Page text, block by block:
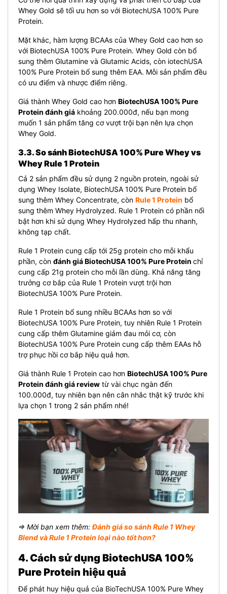
Whey Gold sẽ tối ưu hơn so với BiotechUSA 100% Pure
Protein.
Mặt khác, hàm lượng BCAAs của Whey Gold cao hơn so
với BiotechUSA 100% Pure Protein. Whey Gold còn bổ
sung thêm Glutamine và Glutamic Acids, còn iotechUSA
100% Pure Protein bổ sung thêm EAA. Mỗi sản phẩm đều
có ưu điểm và nhược điểm riêng.
Giá thành Whey Gold cao hơn BiotechUSA 100% Pure
Protein đánh giá khoảng 200.000đ, nếu bạn mong
muốn 1 sản phẩm tăng cơ vượt trội bạn nên lựa chọn
Whey Gold.
3.3. So sánh BiotechUSA 100% Pure Whey vs
Whey Rule 1 Protein
Cả 2 sản phẩm đều sử dụng 2 nguồn protein, ngoài sử
dụng Whey Isolate, BiotechUSA 100% Pure Protein bổ
sung thêm Whey Concentrate, còn Rule 1 Protein bổ
sung thêm Whey Hydrolyzed. Rule 1 Protein có phần nổi
bật hơn khi sử dụng Whey Hydrolyzed hấp thu nhanh,
không tạp chất.
Rule 1 Protein cung cấp tới 25g protein cho mỗi khẩu
phần, còn đánh giá BiotechUSA 100% Pure Protein chỉ
cung cấp 21g protein cho mỗi lần dùng. Khả năng tăng
trưởng cơ bắp của Rule 1 Protein vượt trội hơn
BiotechUSA 100% Pure Protein.
Rule 1 Protein bổ sung nhiều BCAAs hơn so với
BiotechUSA 100% Pure Protein, tuy nhiên Rule 1 Protein
cung cấp thêm Glutamine giảm đau mỏi cơ, còn
BiotechUSA 100% Pure Protein cung cấp thêm EAAs hỗ
trợ phục hồi cơ bắp hiệu quả hơn.
Giá thành Rule 1 Protein cao hơn BiotechUSA 100% Pure
Protein đánh giá review từ vài chục ngàn đến
100.000đ, tuy nhiên bạn nên cân nhắc thật kỹ trước khi
lựa chọn 1 trong 2 sản phẩm nhé!
⇒ Mời bạn xem thêm:Đánh giá so sánh Rule 1 Whey
Blend và Rule 1 Protein loại nào tốt hơn?
4. Cách sử dụng BiotechUSA 100%
Pure Protein hiệu quả
Để phát huy hiệu quả của BioTechUSA 100% Pure Whey